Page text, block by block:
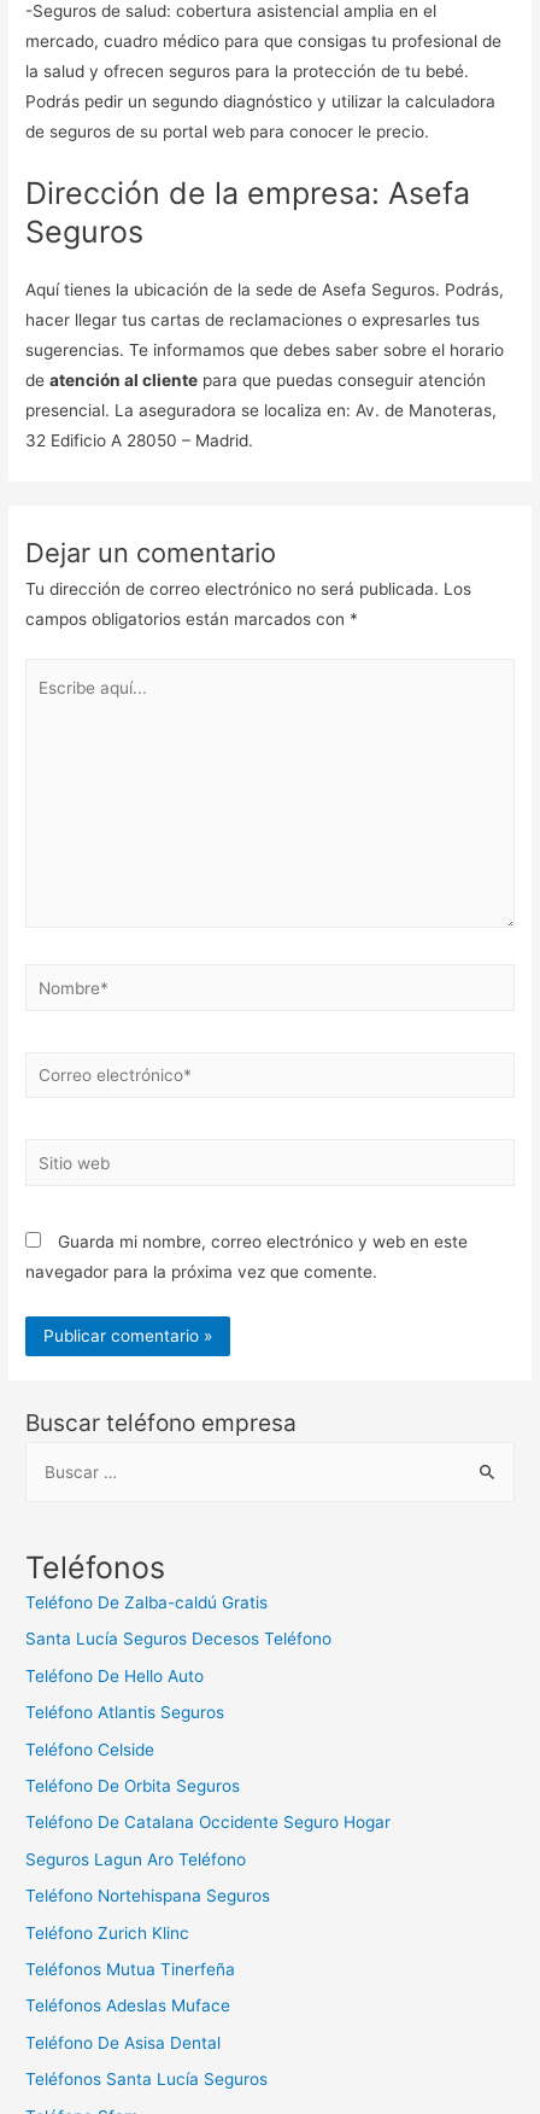
-Seguros de salud: cobertura asistencial amplia en el
mercado, cuadro médico para que consigas tu profesional de
la salud y ofrecen seguros para la protección de tu bebé.
Podrás pedir un segundo diagnóstico y utilizar la calculadora
de seguros de su portal web para conocer le precio.
Dirección de la empresa: Asefa
Seguros
Aquí tienes la ubicación de la sede de Asefa Seguros. Podrás,
hacer llegar tus cartas de reclamaciones o expresarles tus
sugerencias. Te informamos que debes saber sobre el horario
deatención al cliente para que puedas conseguir atención
presencial. La aseguradora se localiza en: Av. de Manoteras,
32 Edificio A 28050 – Madrid.
Dejar un comentario
Tu dirección de correo electrónico no será publicada. Los
campos obligatorios están marcados con *
Nombre*
Correo
Sitio
Guarda mi nombre, correo electrónico y web en este
navegador para la próxima vez que comente.
Buscar teléfono empresa
c
Teléfonos
Teléfono De Zalba-caldú Gratis
Santa Lucía Seguros Decesos Teléfono
Teléfono De Hello Auto
Teléfono Atlantis Seguros
Teléfono Celside
Teléfono De Orbita Seguros
Teléfono De Catalana Occidente Seguro Hogar
Seguros Lagun Aro Teléfono
Teléfono Nortehispana Seguros
Teléfono Zurich Klinc
Teléfonos Mutua Tinerfeña
Teléfonos Adeslas Muface
Teléfono De Asisa Dental
Teléfonos Santa Lucía Seguros